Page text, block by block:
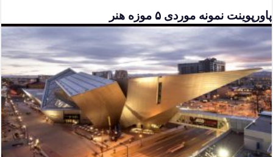
پاورپوینت نمونه موردی ۵ موزه هنر